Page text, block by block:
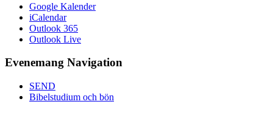
Google Kalender
iCalendar
Outlook 365
Outlook Live
Evenemang Navigation
SEND
Bibelstudium och bön